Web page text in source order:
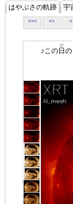
はやぶさの軌跡 宇
<<< << <
♪この日
ひ
の